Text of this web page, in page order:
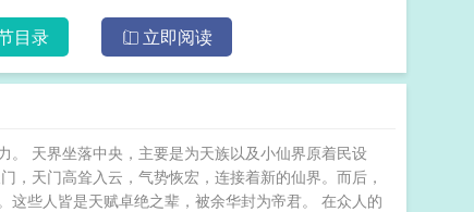
目录 立即阅读
。 天界坐落中央，主要是为天族以及小仙界原着民设
，天门高耸入云，气势恢宏，连接着新的仙界。而后，
些人皆是天赋卓绝之辈，被余华封为帝君。 在众人的